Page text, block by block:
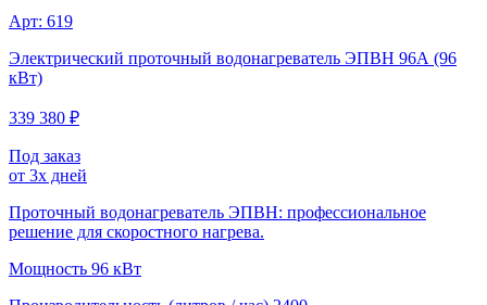
Арт: 619
Электрический проточный водонагреватель ЭПВН 96А (96
кВт)
339 380 ₽
Под заказ
от 3х дней
Проточный водонагреватель ЭПВН: профессиональное
решение для скоростного нагрева.
Мощность 96 кВт